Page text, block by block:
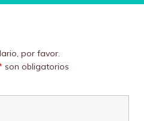
por favor.
son obligatorios